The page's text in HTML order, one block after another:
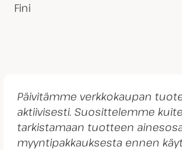
Fini
Päivitämme verkkokaupan
aktiivisesti. Suosittelemme
tarkistamaan tuotteen
myyntipakkauksesta ennen